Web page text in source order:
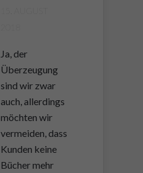
Ja, der
Überzeugung
sind wir zwar
auch, allerdings
möchten wir
vermeiden, dass
Kunden keine
Bücher mehr